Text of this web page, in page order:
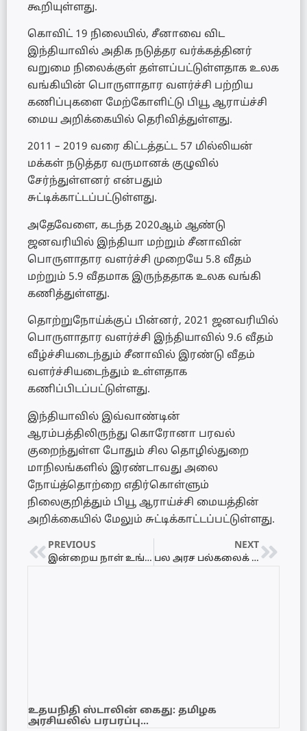
கூறியுள்ளது.
கொவிட் 19 நிலையில், சீனாவை விட
இந்தியாவில் அதிக நடுத்தர வர்க்கத்தினர்
வறுமை நிலைக்குள் தள்ளப்பட்டுள்ளதாக உலக
வங்கியின் பொருளாதார வளர்ச்சி பற்றிய
கணிப்புகளை மேற்கோளிட்டு பியூ ஆராய்ச்சி
மைய அறிக்கையில் தெரிவித்துள்ளது.
2011 – 2019 வரை கிட்டத்தட்ட 57 மில்லியன்
மக்கள் நடுத்தர வருமானக் குழுவில்
சேர்ந்துள்ளனர் என்பதும்
சுட்டிக்காட்டப்பட்டுள்ளது.
அதேவேளை, கடந்த 2020ஆம் ஆண்டு
ஜனவரியில் இந்தியா மற்றும் சீனாவின்
பொருளாதார வளர்ச்சி முறையே 5.8 வீதம்
மற்றும் 5.9 வீதமாக இருந்ததாக உலக வங்கி
கணித்துள்ளது.
தொற்றுநோய்க்குப் பின்னர், 2021 ஜனவரியில்
பொருளாதார வளர்ச்சி இந்தியாவில் 9.6 வீதம்
வீழ்ச்சியடைந்தும் சீனாவில் இரண்டு வீதம்
வளர்ச்சியடைந்தும் உள்ளதாக
கணிப்பிடப்பட்டுள்ளது.
இந்தியாவில் இவ்வாண்டின்
ஆரம்பத்திலிருந்து கொரோனா பரவல்
குறைந்துள்ள போதும் சில தொழில்துறை
மாநிலங்களில் இரண்டாவது அலை
நோய்த்தொற்றை எதிர்கொள்ளும்
நிலைகுறித்தும் பியூ ஆராய்ச்சி மையத்தின்
அறிக்கையில் மேலும் சுட்டிக்காட்டப்பட்டுள்ளது.
PREVIOUS
இன்றைய நாள் உங்களுக்கு எப்படி? 20.03.2021 – சனிக்கிழமை
NEXT
பல அரச பல்கலைக் கழகங்களில் பல்வேறுபட்ட பதவி வெற்றிடம்!
உதயநிதி ஸ்டாலின் கைது: தமிழக
அரசியலில் பரபரப்பு…